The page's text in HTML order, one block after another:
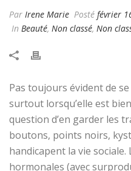
Par Irene Marie Posté février
In Beauté, Non classé, Non
Pas toujours évident de
surtout lorsqu’elle est
question d’en garder les
boutons, points noirs,
handicapent la vie
hormonales (avec